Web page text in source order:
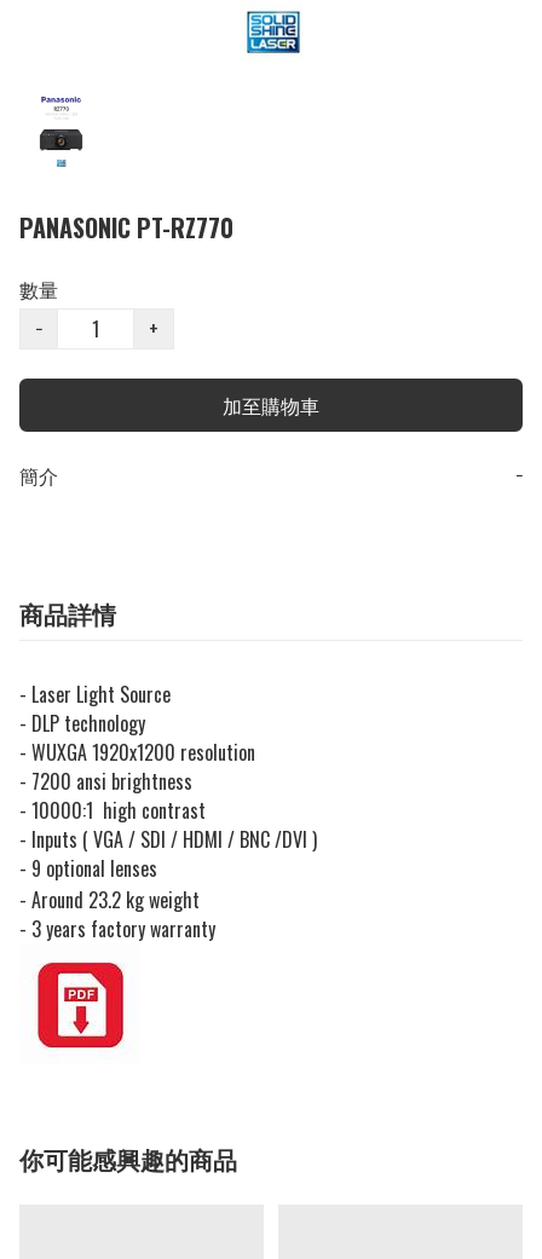
PANASONIC PT-RZ770
數量
−
+
加至購物車
簡介 −
商品詳情
- Laser Light Source
- DLP technology
- WUXGA 1920x1200 resolution
- 7200 ansi brightness
- 10000:1 high contrast
- Inputs ( VGA / SDI / HDMI / BNC /DVI )
- 9 optional lenses
- Around 23.2 kg weight
- 3 years factory warranty
你可能感興趣的商品